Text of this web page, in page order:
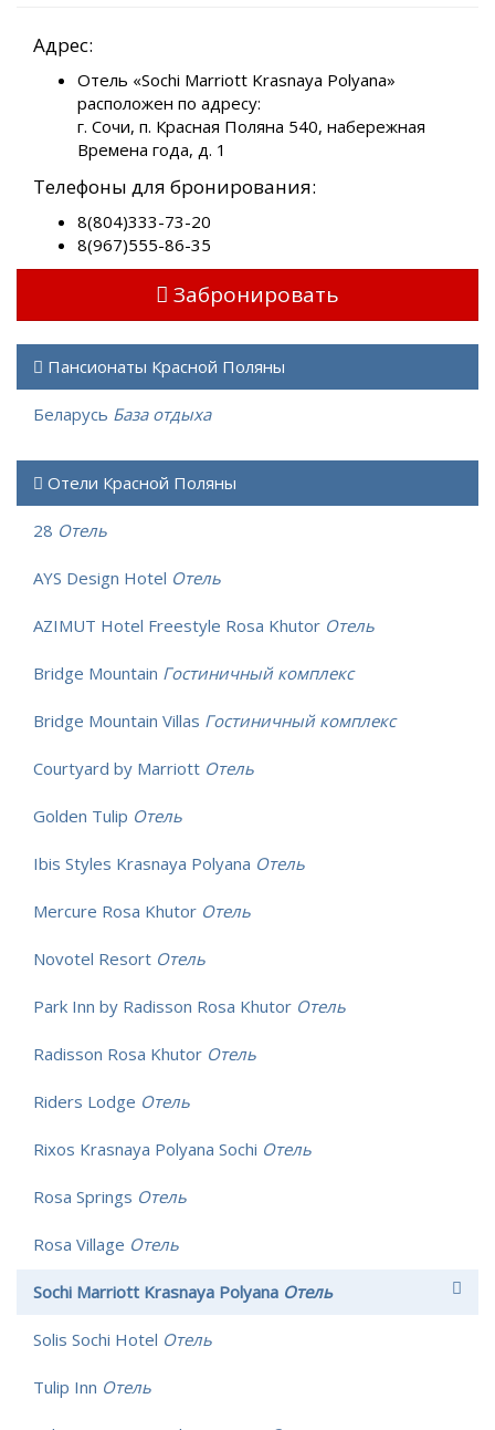
Адрес:
Отель «Sochi Marriott Krasnaya Polyana»
расположен по адресу:
г. Сочи, п. Красная Поляна 540, набережная
Времена года, д. 1
Телефоны для бронирования:
8(804)333-73-20
8(967)555-86-35
Забронировать
Пансионаты Красной Поляны
Беларусь База отдыха
Отели Красной Поляны
28 Отель
AYS Design Hotel Отель
AZIMUT Hotel Freestyle Rosa Khutor Отель
Bridge Mountain Гостиничный комплекс
Bridge Mountain Villas Гостиничный комплекс
Courtyard by Marriott Отель
Golden Tulip Отель
Ibis Styles Krasnaya Polyana Отель
Mercure Rosa Khutor Отель
Novotel Resort Отель
Park Inn by Radisson Rosa Khutor Отель
Radisson Rosa Khutor Отель
Riders Lodge Отель
Rixos Krasnaya Polyana Sochi Отель
Rosa Springs Отель
Rosa Village Отель
Sochi Marriott Krasnaya Polyana Отель
Solis Sochi Hotel Отель
Tulip Inn Отель